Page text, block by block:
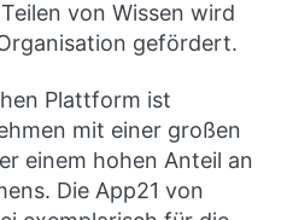
von Wissen wird
gefördert.
Plattform ist
mit einer großen
einem hohen Anteil an
Die App21 von